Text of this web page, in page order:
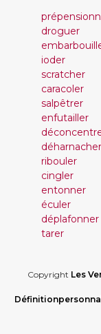
droguer
ioder
scratcher
caracoler
salpêtrer
enfutailler
déharnacher
ribouler
cingler
entonner
éculer
déplafonner
tarer
Copyright Les